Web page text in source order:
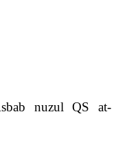
nuzul QS at-